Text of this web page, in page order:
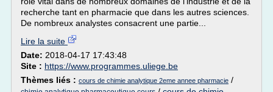
recherche tant en pharmacie que dans les autres sciences.
De nombreux analystes consacrent une partie...
Lire la suite
Date: 2018-04-17 17:43:48
Site : https://www.programmes.uliege.be
Thèmes liés : cours de chimie analytique 2eme annee pharmacie /